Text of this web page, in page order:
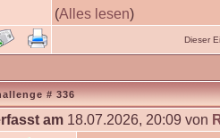
(Alles lesen)
Dieser
# 336
am 18.07.2026, 20:09 von